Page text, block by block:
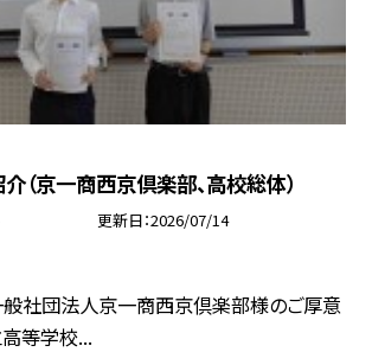
（京一商西京倶楽部、高校総体）
更新日 2026/07/14
般社団法人京一商西京倶楽部様のご厚意
高等学校...